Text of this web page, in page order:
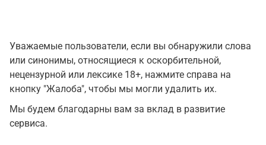
Уважаемые пользователи, если вы обнаружили слова
или синонимы, относящиеся к оскорбительной,
нецензурной или лексике 18+, нажмите справа на
кнопку "Жалоба", чтобы мы могли удалить их.
Мы будем благодарны вам за вклад в развитие
сервиса.